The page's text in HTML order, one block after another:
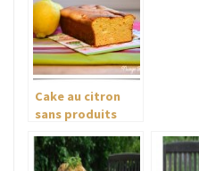
Cake au citron
sans produits